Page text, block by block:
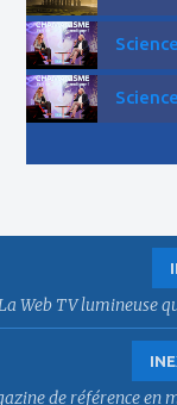
Web TV lumineuse
de référence en